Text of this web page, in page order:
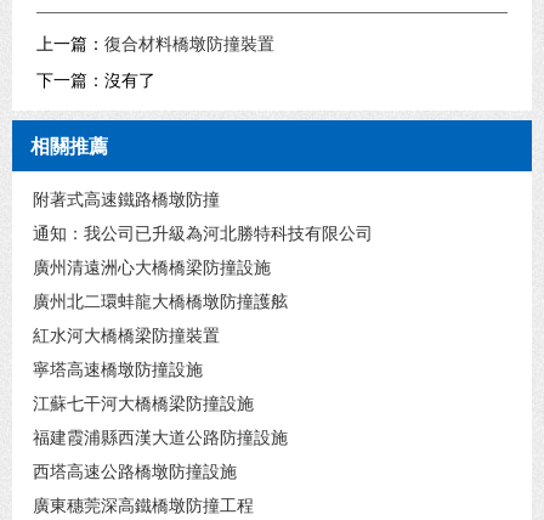
上一篇： 復合材料橋墩防撞裝置
下一篇：沒有了
相關推薦
附著式高速鐵路橋墩防撞
通知：我公司已升級為河北勝特科技有限公司
廣州清遠洲心大橋橋梁防撞設施
廣州北二環蚌龍大橋橋墩防撞護舷
紅水河大橋橋梁防撞裝置
寧塔高速橋墩防撞設施
江蘇七干河大橋橋梁防撞設施
福建霞浦縣西漢大道公路防撞設施
西塔高速公路橋墩防撞設施
廣東穗莞深高鐵橋墩防撞工程